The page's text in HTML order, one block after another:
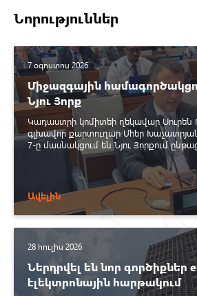
Նորություններ
7 օգոստոս 2026
Միջազգային
Նյու Յորք
Կադաստրի կոմիտեի ղեկավար Սուրեն
գլխավոր քարտուղար Մհեր
7-ը մասնակցում են Նյու Յորքում
երկրատարածական
փորձագետների կոմիտեի 16-րդ
Ավելին
28 հուլիս 2026
Ներդրվել են նոր գործիքներ
էլեկտրոնային հարթակում